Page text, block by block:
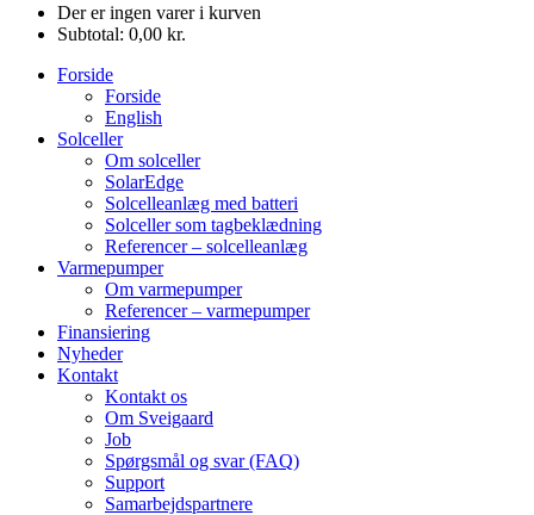
Der er ingen varer i kurven
Subtotal: 0,00 kr.
Forside
Forside
English
Solceller
Om solceller
SolarEdge
Solcelleanlæg med batteri
Solceller som tagbeklædning
Referencer – solcelleanlæg
Varmepumper
Om varmepumper
Referencer – varmepumper
Finansiering
Nyheder
Kontakt
Kontakt os
Om Sveigaard
Job
Spørgsmål og svar (FAQ)
Support
Samarbejdspartnere